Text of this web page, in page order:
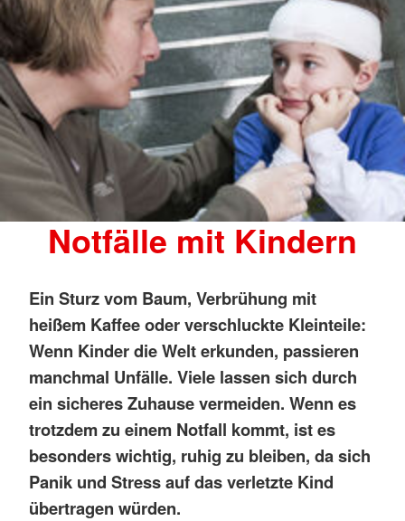
Notfälle mit Kindern
Ein Sturz vom Baum, Verbrühung mit
heißem Kaffee oder verschluckte Kleinteile:
Wenn Kinder die Welt erkunden, passieren
manchmal Unfälle. Viele lassen sich durch
ein sicheres Zuhause vermeiden. Wenn es
trotzdem zu einem Notfall kommt, ist es
besonders wichtig, ruhig zu bleiben, da sich
Panik und Stress auf das verletzte Kind
übertragen würden.